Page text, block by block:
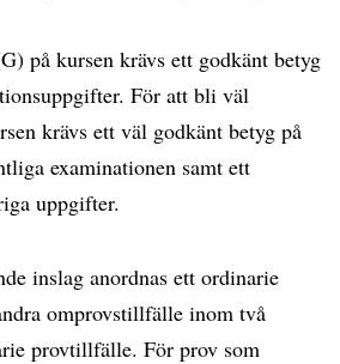
på kursen krävs ett godkänt betyg
För att bli väl
krävs ett väl godkänt betyg på
examinationen samt ett
uppgifter.
inslag anordnas ett ordinarie
omprovstillfälle inom två
provtillfälle. För prov som